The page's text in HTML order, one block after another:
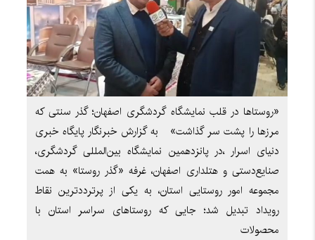
«روستاها در قلب نمایشگاه گردشگری اصفهان؛ گذر سنتی که
مرزها را پشت سر گذاشت» به گزارش خبرنگار پایگاه خبری
دنیای اسرار ،در پانزدهمین نمایشگاه بین‌المللی گردشگری،
صنایع‌دستی و هتلداری اصفهان، غرفه «گذر روستا» به همت
مجموعه امور روستایی استان، به یکی از پرترددترین نقاط
رویداد تبدیل شد؛ جایی که روستاهای سراسر استان با
محصولات